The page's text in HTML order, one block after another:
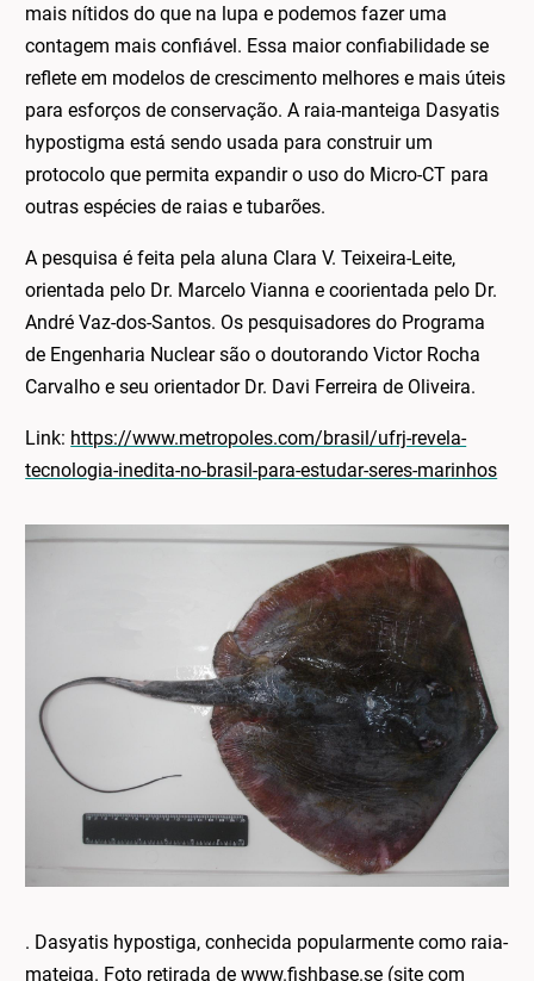
mais nítidos do que na lupa e podemos fazer uma
contagem mais confiável. Essa maior confiabilidade se
reflete em modelos de crescimento melhores e mais úteis
para esforços de conservação. A raia-manteiga Dasyatis
hypostigma está sendo usada para construir um
protocolo que permita expandir o uso do Micro-CT para
outras espécies de raias e tubarões.
A pesquisa é feita pela aluna Clara V. Teixeira-Leite,
orientada pelo Dr. Marcelo Vianna e coorientada pelo Dr.
André Vaz-dos-Santos. Os pesquisadores do Programa
de Engenharia Nuclear são o doutorando Victor Rocha
Carvalho e seu orientador Dr. Davi Ferreira de Oliveira.
Link: https://www.metropoles.com/brasil/ufrj-revela-
tecnologia-inedita-no-brasil-para-estudar-seres-marinhos
. Dasyatis hypostiga, conhecida popularmente como raia-
mateiga. Foto retirada de www.fishbase.se (site com